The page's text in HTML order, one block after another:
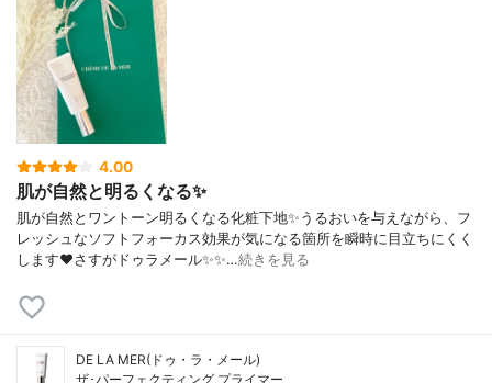
4.00
肌が自然と明るくなる✨
肌が自然とワントーン明るくなる化粧下地✨うるおいを与えながら、フ
レッシュなソフトフォーカス効果が気になる箇所を瞬時に目立ちにくく
します❤️さすがドゥラメール✨✨…続きを見る
DE LA MER(ドゥ・ラ・メール)
ザ･パーフェクティング プライマー